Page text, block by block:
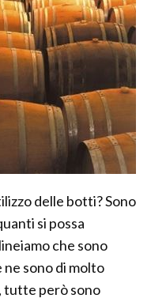
delle botti? Sono
si possa
che sono
ne sono di molto
tutte però sono